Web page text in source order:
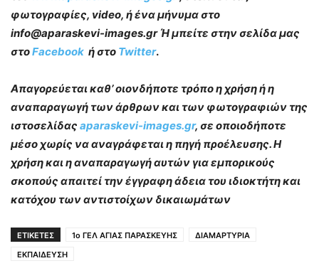
φωτογραφίες, video, ή ένα μήνυμα στο
info@aparaskevi-images.gr Ή μπείτε στην σελίδα μας
στοFacebook ή στο Twitter.
Απαγορεύεται καθ’ οιονδήποτε τρόπο η χρήση ή η
αναπαραγωγή των άρθρων και των φωτογραφιών της
ιστοσελίδας aparaskevi-images.gr, σε οποιοδήποτε
μέσο χωρίς να αναγράφεται η πηγή προέλευσης. Η
χρήση και η αναπαραγωγή αυτών για εμπορικούς
σκοπούς απαιτεί την έγγραφη άδεια του ιδιοκτήτη και
κατόχου των αντιστοίχων δικαιωμάτων
ΕΤΙΚΕΤΕΣ 1ο ΓΕΛ ΑΓΙΑΣ ΠΑΡΑΣΚΕΥΗΣ
ΔΙΑΜΑΡΤΥΡΙΑ
ΕΚΠΑΙΔΕΥΣΗ